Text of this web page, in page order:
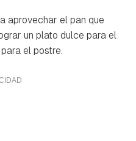
aprovechar el pan que
un plato dulce para el
el postre.